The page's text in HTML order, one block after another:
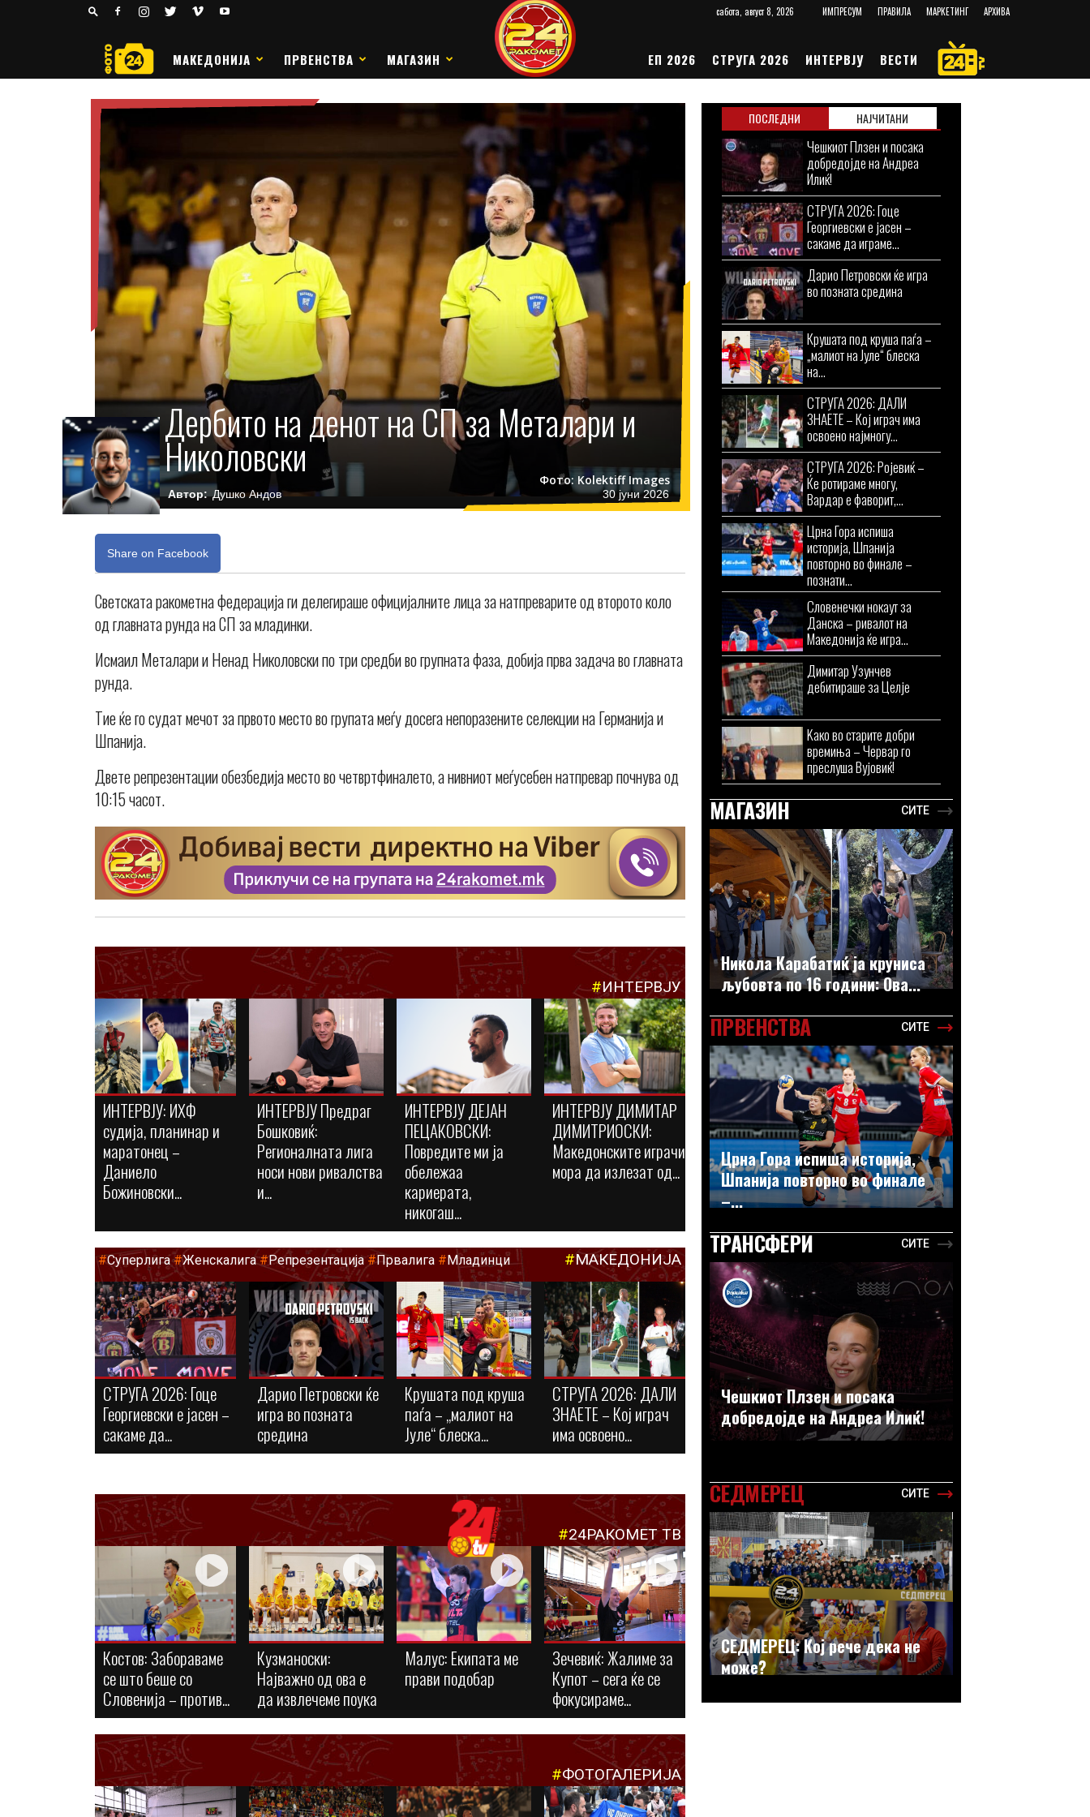
сабота, август 8, 2026 ИМПРЕСУМ ПРАВИЛА МАРКЕТИНГ АРХИВА
РАКОМЕТ
МАКЕДОНИЈА ПРВЕНСТВА МАГАЗИН ЕП 2026 СТРУГА 2026 ИНТЕРВЈУ ВЕСТИ
Дербито на денот на СП за Металари и
Николовски
Автор: Душко Андов 30 јуни 2026
Фото: Kolektiff Images
Share on Facebook
Светската ракометна федерација ги делегираше официјалните лица за натпреварите од второто коло
од главната рунда на СП за младинки.
Исмаил Металари и Ненад Николовски по три средби во групната фаза, добија прва задача во главната
рунда.
Тие ќе го судат мечот за првото место во групата меѓу досега непоразените селекции на Германија и
Шпанија.
Двете репрезентации обезбедија место во четвртфиналето, а нивниот меѓусебен натпревар почнува од
10:15 часот.
#ИНТЕРВЈУ
ИНТЕРВЈУ: ИХФ
судија, планинар и
маратонец –
Даниело
Божиновски...
ИНТЕРВЈУ Предраг
Бошковиќ:
Регионалната лига
носи нови ривалства
и...
ИНТЕРВЈУ ДЕЈАН
ПЕЦАКОВСКИ:
Повредите ми ја
обележаа
кариерата,
никогаш...
ИНТЕРВЈУ ДИМИТАР
ДИМИТРИОСКИ:
Македонските играчи
мора да излезат од...
#Суперлига #Женскалига#Репрезентација #Првалига #Младинци #МАКЕДОНИЈА
СТРУГА 2026: Гоце
Георгиевски е јасен –
сакаме да...
Дарио Петровски ќе
игра во позната
средина
Крушата под круша
паѓа – „малиот на
Јуле“ блеска...
СТРУГА 2026: ДАЛИ
ЗНАЕТЕ – Кој играч
има освоено...
#24РАКОМЕТ ТВ
Костов: Забораваме
се што беше со
Словенија – против...
Кузманоски:
Најважно од ова е
да извлечеме поука
Малус: Eкипата ме
прави подобар
Зечевиќ: Жалиме за
Купот – сега ќе се
фокусираме...
#ФОТОГАЛЕРИЈА
ПОСЛЕДНИ НАЈЧИТАНИ
Чешкиот Плзен и посака
добредојде на Андреа
Илиќ!
СТРУГА 2026: Гоце
Георгиевски е јасен –
сакаме да играме...
Дарио Петровски ќе игра
во позната средина
Крушата под круша паѓа –
„малиот на Јуле“ блеска
на...
СТРУГА 2026: ДАЛИ
ЗНАЕТЕ – Кој играч има
освоено најмногу...
СТРУГА 2026: Ројевиќ –
Ќе ротираме многу,
Вардар е фаворит,...
Црна Гора испиша
историја, Шпанија
повторно во финале –
познати...
Словенечки нокаут за
Данска – ривалот на
Македонија ќе игра...
Димитар Узунчев
дебитираше за Целје
Kaко во старите добри
времиња – Червар го
преслуша Вујовиќ!
МАГАЗИН СИТЕ
Никола Карабатиќ ја круниса
љубовта по 16 години: Ова...
ПРВЕНСТВА СИТЕ
Црна Гора испиша историја,
Шпанија повторно во финале
–...
ТРАНСФЕРИ СИТЕ
Чешкиот Плзен и посака
добредојде на Андреа Илиќ!
СЕДМЕРЕЦ СИТЕ
СЕДМЕРЕЦ: Кој рече дека не
може?